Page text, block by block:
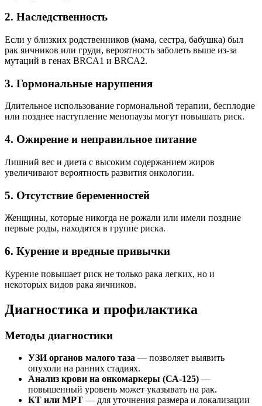
2. Наследственность
Если у близких родственников (мама, сестра, бабушка) был
рак яичников или груди, вероятность заболеть выше из-за
мутаций в генах BRCA1 и BRCA2.
3. Гормональные нарушения
Длительное использование гормональной терапии, бесплодие
или позднее наступление менопаузы могут повышать риск.
4. Ожирение и неправильное питание
Лишний вес и диета с высоким содержанием жиров
увеличивают вероятность развития онкологии.
5. Отсутствие беременностей
Женщины, которые никогда не рожали или имели поздние
первые роды, находятся в группе риска.
6. Курение и вредные привычки
Курение повышает риск не только рака легких, но и
некоторых видов рака яичников.
Диагностика и профилактика
Методы диагностики
УЗИ органов малого таза — позволяет выявить
опухоли на ранних стадиях.
Анализ крови на онкомаркеры (СА-125) —
повышенный уровень может указывать на рак.
КТ или МРТ — для уточнения размера и локализации